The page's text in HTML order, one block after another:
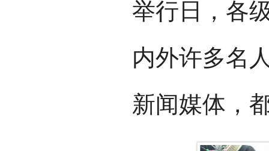
举行日，各
内外许多名
新闻媒体，